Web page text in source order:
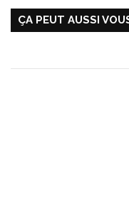
ÇA PEUT AUSSI